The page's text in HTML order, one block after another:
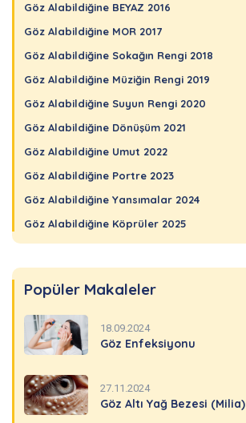
Göz Alabildiğine BEYAZ 2016
Göz Alabildiğine MOR 2017
Göz Alabildiğine Sokağın Rengi 2018
Göz Alabildiğine Müziğin Rengi 2019
Göz Alabildiğine Suyun Rengi 2020
Göz Alabildiğine Dönüşüm 2021
Göz Alabildiğine Umut 2022
Göz Alabildiğine Portre 2023
Göz Alabildiğine Yansımalar 2024
Göz Alabildiğine Köprüler 2025
Popüler Makaleler
18.09.2024
Göz Enfeksiyonu
27.11.2024
Göz Altı Yağ Bezesi (Milia)